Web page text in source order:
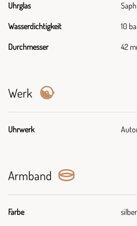
Uhrglas
Wasserdichtigkeit 10
Durchmesser 42
Werk
Uhrwerk
Armband
Farbe silber